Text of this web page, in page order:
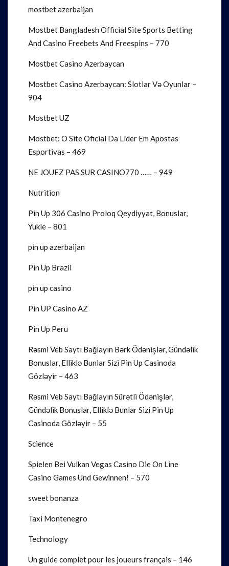
mostbet azerbaijan
Mostbet Bangladesh Official Site Sports Betting
And Casino Freebets And Freespins – 770
Mostbet Casino Azerbaycan
Mostbet Casino Azerbaycan: Slotlar Və Oyunlar –
904
Mostbet UZ
Mostbet: O Site Oficial Da Líder Em Apostas
Esportivas – 469
NE JOUEZ PAS SUR CASINO770 …… – 949
Nutrition
Pin Up 306 Casino Proloq Qeydiyyat, Bonuslar,
Yukle – 801
pin up azerbaijan
Pin Up Brazil
pin up casino
Pin UP Casino AZ
Pin Up Peru
Rəsmi Veb Saytı Bağlayın️ Bərk Ödənişlər, Gündəlik
Bonuslar, Elliklə Bunlar Sizi Pin Up Casinoda
Gözləyir – 463
Rəsmi Veb Saytı Bağlayın️ Sürətli Ödənişlər,
Gündəlik Bonuslar, Elliklə Bunlar Sizi Pin Up
Casinoda Gözləyir – 55
Science
Spielen Bei Vulkan Vegas Casino Die On Line
Casino Games Und Gewinnen! – 570
sweet bonanza
Taxi Montenegro
Technology
Un guide complet pour les joueurs français – 146